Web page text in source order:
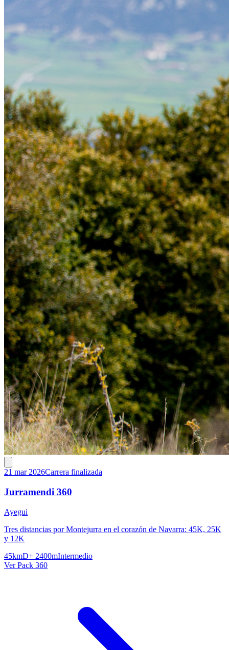
21 mar 2026Carrera finalizada
Jurramendi 360
Ayegui
Tres distancias por Montejurra en el corazón de Navarra: 45K, 25K
y 12K
45kmD+ 2400mIntermedio
Ver Pack 360